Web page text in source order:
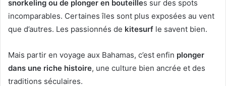
snorkeling ou de plonger en bouteilles sur des spots
incomparables. Certaines îles sont plus exposées au vent
que d’autres. Les passionnés de kitesurf le savent bien.
Mais partir en voyage aux Bahamas, c’est enfin plonger
dans une riche histoire, une culture bien ancrée et des
traditions séculaires.